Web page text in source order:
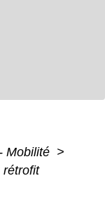
Mobilité >
rétrofit